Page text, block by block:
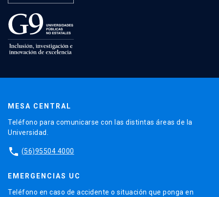
MESA CENTRAL
Teléfono para comunicarse con las distintas áreas de la
Universidad.
phone (56)95504 4000
EMERGENCIAS UC
Teléfono en caso de accidente o situación que ponga en